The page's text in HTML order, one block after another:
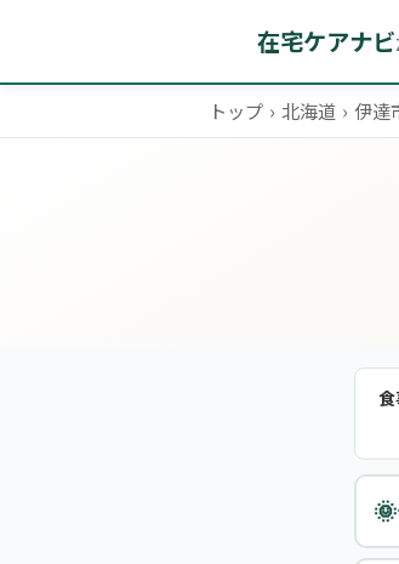
在宅ケアナビ
トップ › 北海道 › 伊達
🌞